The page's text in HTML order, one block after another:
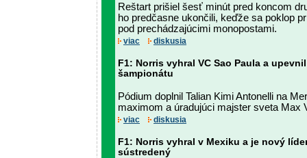
Reštart prišiel šesť minút pred koncom
ho predčasne ukončili, keďže sa poklop
pod prechádzajúcimi monopostami.
viac diskusia
F1: Norris vyhral VC Sao Paula a
šampionátu
Pódium doplnil Talian Kimi Antonelli na
maximom a úradujúci majster sveta Max
viac diskusia
F1: Norris vyhral v Mexiku a je nový
sústredený